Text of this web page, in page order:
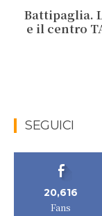
Battipaglia.
e il centro
SEGUICI
20,616
Fans